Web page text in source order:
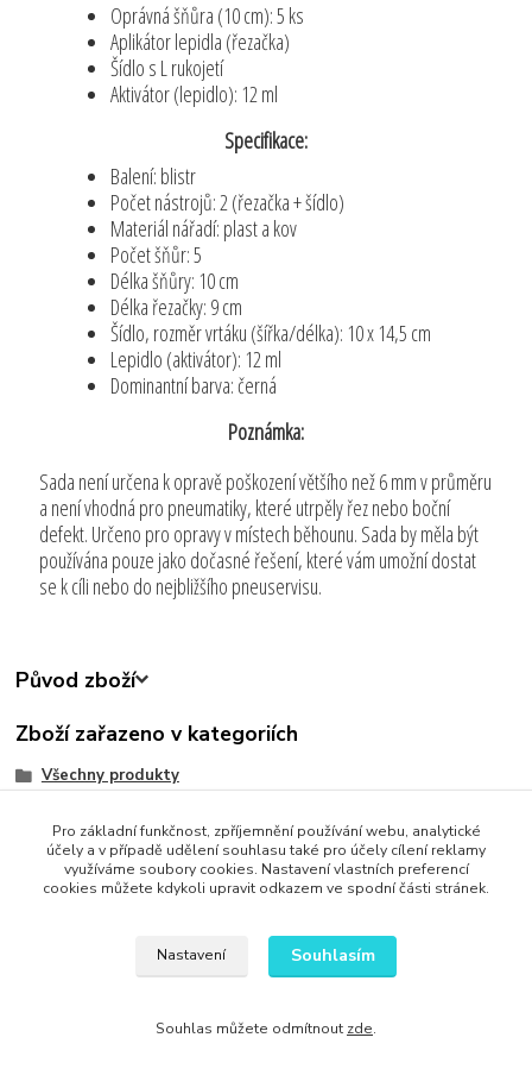
Oprávná šňůra (10 cm): 5 ks
Aplikátor lepidla (řezačka)
Šídlo s L rukojetí
Aktivátor (lepidlo): 12 ml
Specifikace:
Balení: blistr
Počet nástrojů: 2 (řezačka + šídlo)
Materiál nářadí: plast a kov
Počet šňůr: 5
Délka šňůry: 10 cm
Délka řezačky: 9 cm
Šídlo, rozměr vrtáku (šířka/délka): 10 x 14,5 cm
Lepidlo (aktivátor): 12 ml
Dominantní barva: černá
Poznámka:
Sada není určena k opravě poškození většího než 6 mm v průměru
a není vhodná pro pneumatiky, které utrpěly řez nebo boční
defekt. Určeno pro opravy v místech běhounu. Sada by měla být
používána pouze jako dočasné řešení, které vám umožní dostat
se k cíli nebo do nejbližšího pneuservisu.
Původ zboží
Zboží zařazeno v kategoriích
Všechny produkty
Zjednodušte svůj život
Upravit sběr cookies.
Pro základní funkčnost, zpříjemnění používání webu, analytické
účely a v případě udělení souhlasu také pro účely cílení reklamy
využíváme soubory cookies. Nastavení vlastních preferencí
cookies můžete kdykoli upravit odkazem ve spodní části stránek.
Nastavení Souhlasím
Souhlas můžete odmítnout zde.